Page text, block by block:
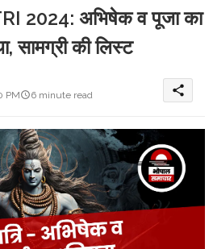
2024: अभिषेक व पूजा का
सामग्री की लिस्ट
PM
6 minute read share